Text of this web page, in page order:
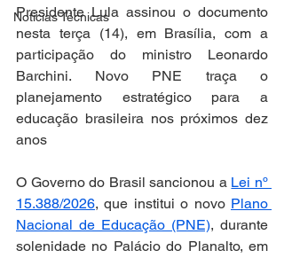
Notícias Técnicas
Presidente Lula assinou o documento
nesta terça (14), em Brasília, com a
participação do ministro Leonardo
Barchini. Novo PNE traça o
planejamento estratégico para a
educação brasileira nos próximos dez
anos
O Governo do Brasil sancionou a Lei nº
15.388/2026, que institui o novo Plano
Nacional de Educação (PNE), durante
solenidade no Palácio do Planalto, em